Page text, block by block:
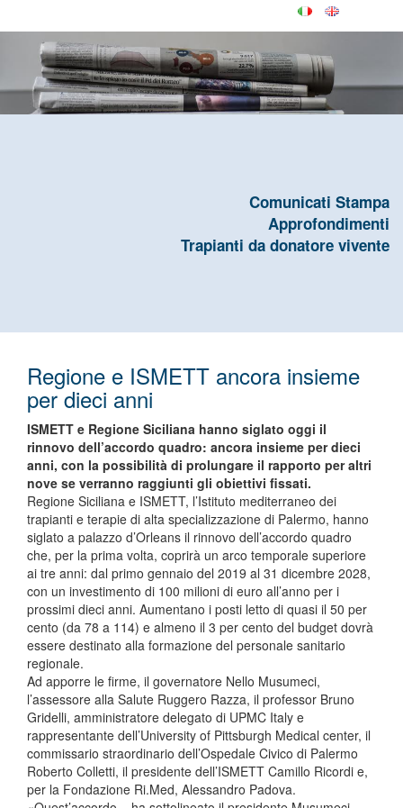
Comunicati Stampa
Approfondimenti
Trapianti da donatore vivente
Regione e ISMETT ancora insieme
per dieci anni
ISMETT e Regione Siciliana hanno siglato oggi il
rinnovo dell’accordo quadro: ancora insieme per dieci
anni, con la possibilità di prolungare il rapporto per altri
nove se verranno raggiunti gli obiettivi fissati.
Regione Siciliana e ISMETT, l’Istituto mediterraneo dei
trapianti e terapie di alta specializzazione di Palermo, hanno
siglato a palazzo d’Orleans il rinnovo dell’accordo quadro
che, per la prima volta, coprirà un arco temporale superiore
ai tre anni: dal primo gennaio del 2019 al 31 dicembre 2028,
con un investimento di 100 milioni di euro all’anno per i
prossimi dieci anni. Aumentano i posti letto di quasi il 50 per
cento (da 78 a 114) e almeno il 3 per cento del budget dovrà
essere destinato alla formazione del personale sanitario
regionale.
Ad apporre le firme, il governatore Nello Musumeci,
l’assessore alla Salute Ruggero Razza, il professor Bruno
Gridelli, amministratore delegato di UPMC Italy e
rappresentante dell’University of Pittsburgh Medical center, il
commissario straordinario dell’Ospedale Civico di Palermo
Roberto Colletti, il presidente dell’ISMETT Camillo Ricordi e,
per la Fondazione Ri.Med, Alessandro Padova.